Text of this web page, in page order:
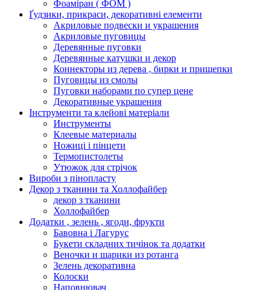
Фоаміран ( ФОМ )
Ґудзики, прикраси, декоративні елементи
Акриловые подвески и украшения
Акриловые пуговицы
Деревянные пуговки
Деревянные катушки и декор
Коннекторы из дерева , бирки и прищепки
Пуговицы из смолы
Пуговки наборами по супер цене
Декоративные украшения
Інструменти та клейові матеріали
Инструменты
Клеевые материалы
Ножиці і пінцети
Термопистолеты
Утюжок для стрічок
Вироби з пінопласту
Декор з тканини та Холлофайбер
декор з тканини
Холлофайбер
Додатки , зелень , ягоди, фрукти
Бавовна і Лагурус
Букети складних тичінок та додатки
Веночки и шарики из ротанга
Зелень декоративна
Колоски
Наповнювач